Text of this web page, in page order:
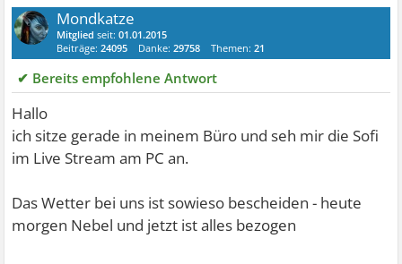
Mondkatze
Mitglied seit:01.01.2015
Beiträge:24095 Danke:29758 Themen:21
✔ Bereits empfohlene Antwort
Hallo
ich sitze gerade in meinem Büro und seh mir die Sofi
im Live Stream am PC an.
Das Wetter bei uns ist sowieso bescheiden - heute
morgen Nebel und jetzt ist alles bezogen